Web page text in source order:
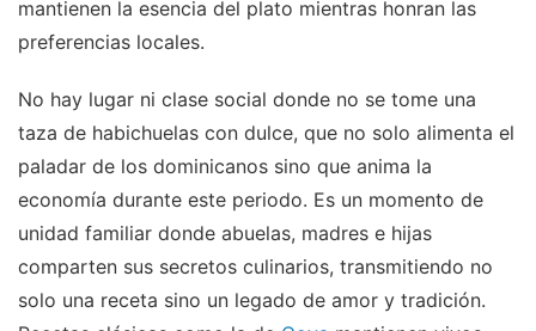
mantienen la esencia del plato mientras honran las
preferencias locales.
No hay lugar ni clase social donde no se tome una
taza de habichuelas con dulce, que no solo alimenta el
paladar de los dominicanos sino que anima la
economía durante este periodo. Es un momento de
unidad familiar donde abuelas, madres e hijas
comparten sus secretos culinarios, transmitiendo no
solo una receta sino un legado de amor y tradición.